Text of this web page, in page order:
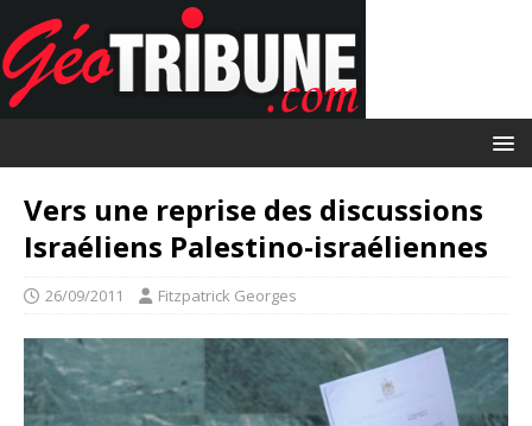
Vers une reprise des discussions
Israéliens Palestino-israéliennes
26/09/2011 Fitzpatrick Georges